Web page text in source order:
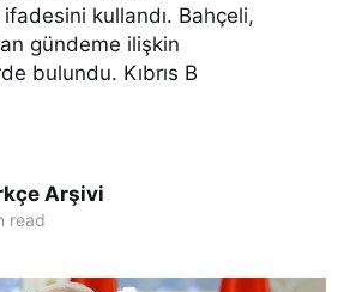
ifadesini kullandı. Bahçeli,
gündeme ilişkin
bulundu. Kıbrıs B
Arşivi
read